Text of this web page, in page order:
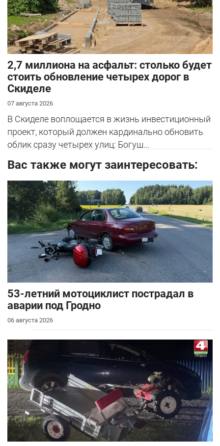
2,7 миллиона на асфальт: столько будет
стоить обновление четырех дорог в
Скиделе
07 августа 2026
В Скиделе воплощается в жизнь инвестиционный
проект, который должен кардинально обновить
облик сразу четырех улиц: Богуш...
Вас также могут заинтересовать:
53-летний мотоциклист пострадал в
аварии под Гродно
06 августа 2026